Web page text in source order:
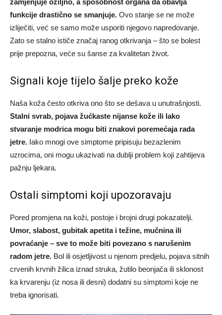
zamjenjuje ožiljno, a sposobnost organa da obavlja
funkcije drastično se smanjuje. Ovo stanje se ne može
izliječiti, već se samo može usporiti njegovo napredovanje.
Zato se stalno ističe značaj ranog otkrivanja – što se bolest
prije prepozna, veće su šanse za kvalitetan život.
Signali koje tijelo šalje preko kože
Naša koža često otkriva ono što se dešava u unutrašnjosti.
Stalni svrab, pojava žućkaste nijanse kože ili lako
stvaranje modrica mogu biti znakovi poremećaja rada
jetre. Iako mnogi ove simptome pripisuju bezazlenim
uzrocima, oni mogu ukazivati na dublji problem koji zahtijeva
pažnju ljekara.
Ostali simptomi koji upozoravaju
Pored promjena na koži, postoje i brojni drugi pokazatelji.
Umor, slabost, gubitak apetita i težine, mučnina ili
povraćanje – sve to može biti povezano s narušenim
radom jetre. Bol ili osjetljivost u njenom predjelu, pojava sitnih
crvenih krvnih žilica iznad struka, žutilo beonjača ili sklonost
ka krvarenju (iz nosa ili desni) dodatni su simptomi koje ne
treba ignorisati.